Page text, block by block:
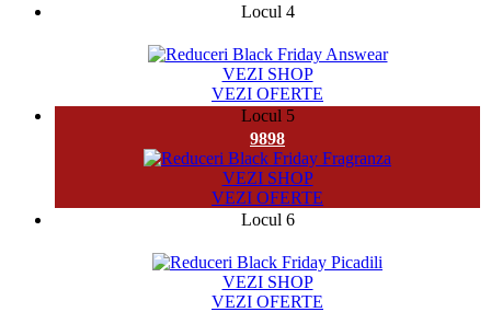
Locul 4
VEZI SHOP
VEZI OFERTE
Locul 5
9898
VEZI SHOP
VEZI OFERTE
Locul 6
VEZI SHOP
VEZI OFERTE